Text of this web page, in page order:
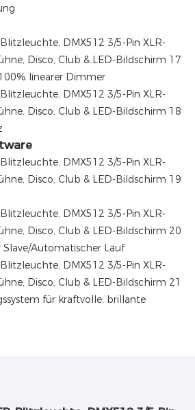
linearer Dimmer
Automatischer Lauf
für kraftvolle, brillante